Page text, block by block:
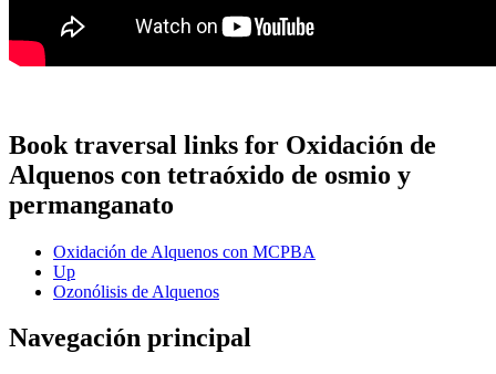
Book traversal links for Oxidación de
Alquenos con tetraóxido de osmio y
permanganato
Oxidación de Alquenos con MCPBA
Up
Ozonólisis de Alquenos
Navegación principal